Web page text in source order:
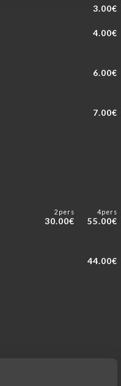
3.00€
4.00€
6.00€
7.00€
2pers
30.00€
4pers
55.00€
44.00€